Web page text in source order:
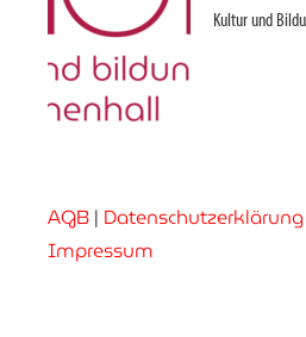
Kultur und
AGB | Datenschutzerklärung
Impressum